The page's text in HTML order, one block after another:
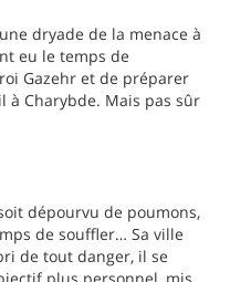
dryade de la menace à
eu le temps de
Gazehr et de préparer
à Charybde. Mais pas sûr
dépourvu de poumons,
de souffler… Sa ville
de tout danger, il se